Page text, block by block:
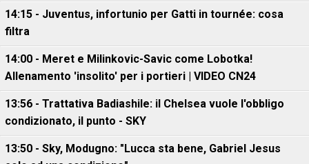
14:15 - Juventus, infortunio per Gatti in tournée: cosa
filtra
14:00 - Meret e Milinkovic-Savic come Lobotka!
Allenamento 'insolito' per i portieri | VIDEO CN24
13:56 - Trattativa Badiashile: il Chelsea vuole l'obbligo
condizionato, il punto - SKY
13:50 - Sky, Modugno: "Lucca sta bene, Gabriel Jesus